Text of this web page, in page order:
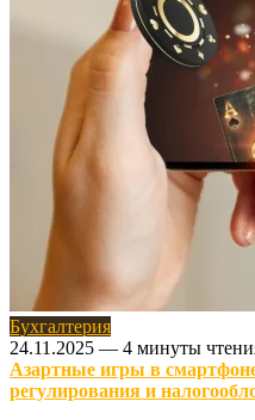
Бухгалтерия
24.11.2025 — 4 минуты
Азартные игры в
регулирования и